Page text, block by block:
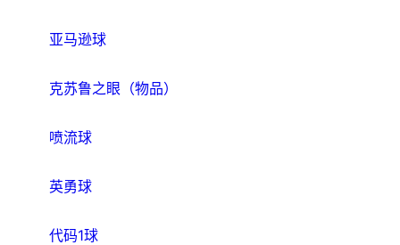
亚马逊球
克苏鲁之眼（物品）
喷流球
英勇球
代码1球